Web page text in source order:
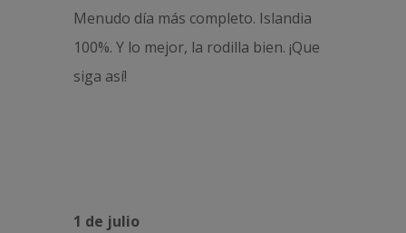
Menudo día más completo. Islandia
100%. Y lo mejor, la rodilla bien. ¡Que
siga así!
1 de julio